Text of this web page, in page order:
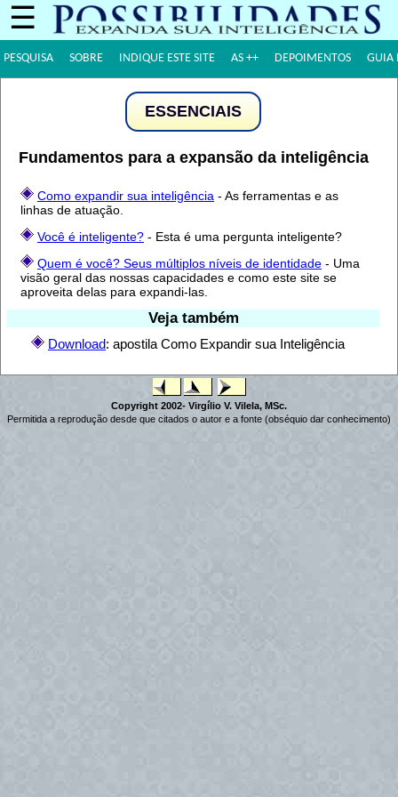
☰
PESQUISA SOBRE INDIQUE ESTE SITE AS ++ DEPOIMENTOS GUIA
ESSENCIAIS
Fundamentos para a expansão da inteligência
Como expandir sua inteligência - As ferramentas e as
linhas de atuação.
Você é inteligente? - Esta é uma pergunta inteligente?
Quem é você? Seus múltiplos níveis de identidade - Uma
visão geral das nossas capacidades e como este site se
aproveita delas para expandi-las.
Veja também
Download: apostila Como Expandir sua Inteligência
Copyright 2002- Virgílio V. Vilela, MSc.
Permitida a reprodução desde que citados o autor e a fonte (obséquio dar conhecimento)